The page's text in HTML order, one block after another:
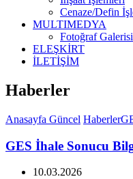
Cenaze/Defin
MULTIMEDYA
Fotoğraf Galerisi
ELEŞKİRT
İLETİŞİM
Haberler
Anasayfa Güncel Haberler
GES İhale Sonucu
10.03.2026